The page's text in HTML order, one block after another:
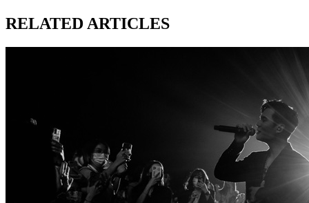
RELATED ARTICLES